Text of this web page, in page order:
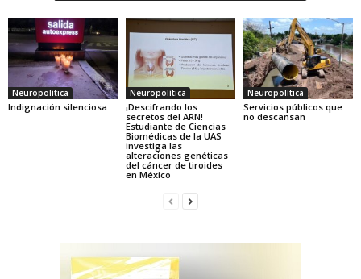
Neuropolítica
Indignación silenciosa
Neuropolítica
¡Descifrando los
secretos del ARN!
Estudiante de Ciencias
Biomédicas de la UAS
investiga las
alteraciones genéticas
del cáncer de tiroides
en México
Neuropolítica
Servicios públicos que
no descansan